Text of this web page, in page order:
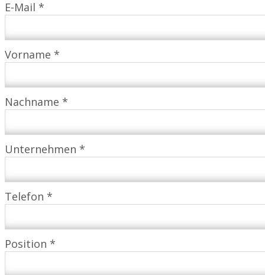
E-Mail *
Vorname *
Nachname *
Unternehmen *
Telefon *
Position *